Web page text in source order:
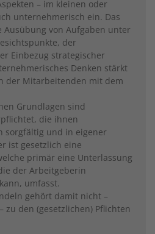
– im kleinen oder
unternehmerisch ein. Das
Ausübung von Aufgaben unter
der
Einbezug strategischer
Denken stärkt
der Mitarbeitenden mit dem
Grundlagen sind
die ihnen
sorgfältig und in eigener
ist gesetzlich eine
primär eine Unterlassung
der Arbeitgeberin
umfasst.
gehört damit nicht –
zu den (gesetzlichen) Pflichten